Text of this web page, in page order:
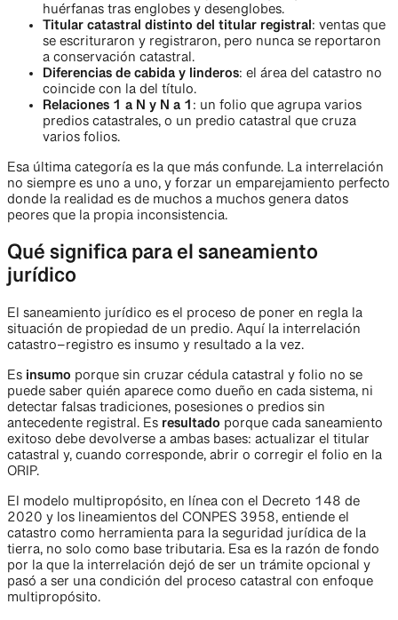
huérfanas tras englobes y desenglobes.
Titular catastral distinto del titular registral: ventas que
se escrituraron y registraron, pero nunca se reportaron
a conservación catastral.
Diferencias de cabida y linderos: el área del catastro no
coincide con la del título.
Relaciones 1 a N y N a 1 : un folio que agrupa varios
predios catastrales, o un predio catastral que cruza
varios folios.
Esa última categoría es la que más confunde. La interrelación
no siempre es uno a uno, y forzar un emparejamiento perfecto
donde la realidad es de muchos a muchos genera datos
peores que la propia inconsistencia.
Qué significa para el saneamiento
jurídico
El saneamiento jurídico es el proceso de poner en regla la
situación de propiedad de un predio. Aquí la interrelación
catastro–registro es insumo y resultado a la vez.
Es insumo porque sin cruzar cédula catastral y folio no se
puede saber quién aparece como dueño en cada sistema, ni
detectar falsas tradiciones, posesiones o predios sin
antecedente registral. Es resultado porque cada saneamiento
exitoso debe devolverse a ambas bases: actualizar el titular
catastral y, cuando corresponde, abrir o corregir el folio en la
ORIP.
El modelo multipropósito, en línea con el Decreto 148 de
2020 y los lineamientos del CONPES 3958, entiende el
catastro como herramienta para la seguridad jurídica de la
tierra, no solo como base tributaria. Esa es la razón de fondo
por la que la interrelación dejó de ser un trámite opcional y
pasó a ser una condición del proceso catastral con enfoque
multipropósito.